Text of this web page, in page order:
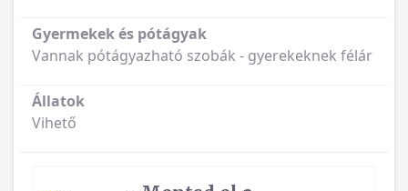
Gyermekek és pótágyak
Vannak pótágyazható szobák - gyerekeknek félár
Állatok
Vihető